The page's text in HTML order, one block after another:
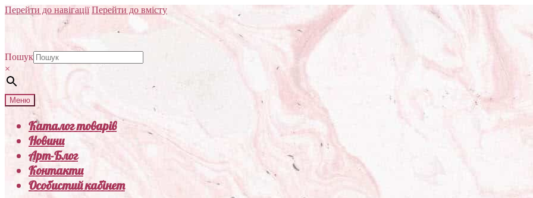
Перейти до навігації Перейти до вмісту
Пошук
×
Меню
Каталог товарів
Новини
Арт-Блог
Контакти
Особистий кабінет